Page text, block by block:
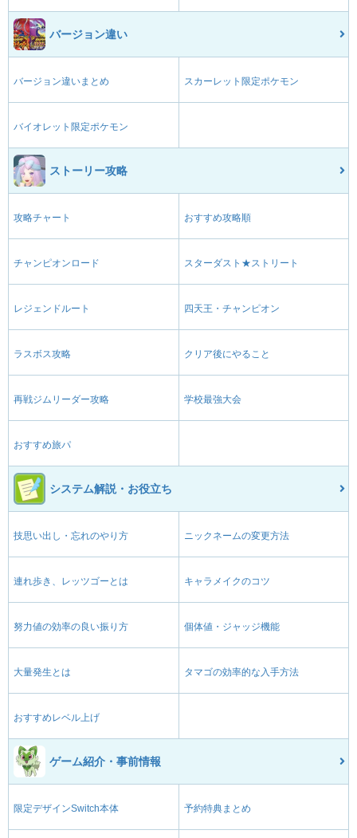
バージョン違い
バージョン違いまとめ スカーレット限定ポケモン
バイオレット限定ポケモン
ストーリー攻略
攻略チャート おすすめ攻略順
チャンピオンロード スターダスト★ストリート
レジェンドルート 四天王・チャンピオン
ラスボス攻略 クリア後にやること
再戦ジムリーダー攻略 学校最強大会
おすすめ旅パ
システム解説・お役立ち
技思い出し・忘れのやり方 ニックネームの変更方法
連れ歩き、レッツゴーとは キャラメイクのコツ
努力値の効率の良い振り方 個体値・ジャッジ機能
大量発生とは タマゴの効率的な入手方法
おすすめレベル上げ
ゲーム紹介・事前情報
限定デザインSwitch本体 予約特典まとめ